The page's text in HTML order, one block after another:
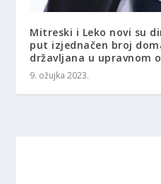
Mitreski i Leko novi su
put izjednačen broj
državljana u upravnom
9. ožujka 2023.